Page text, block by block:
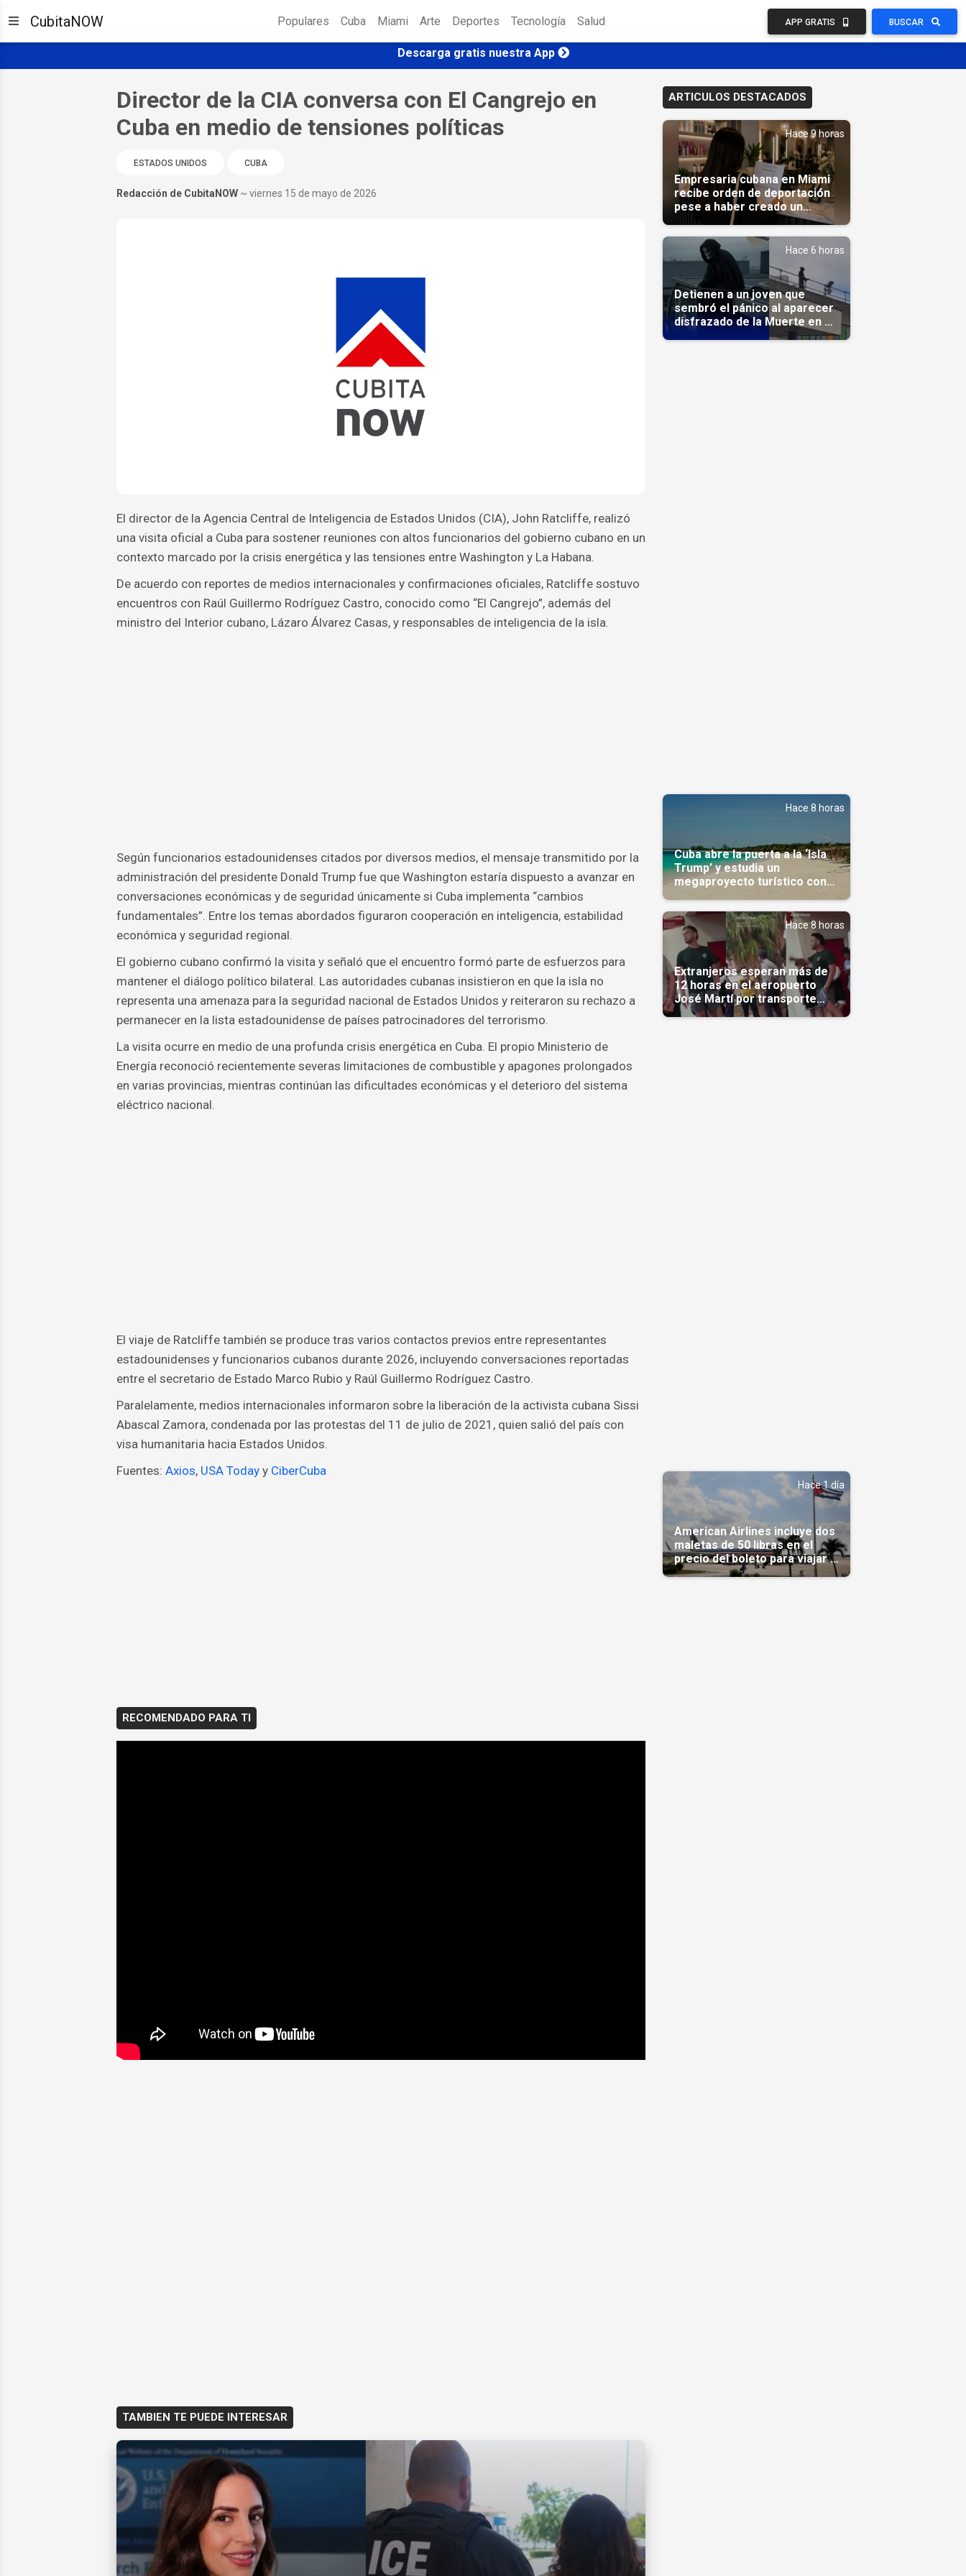
CubitaNOW Populares Cuba Miami Arte Deportes Tecnología Salud APP GRATIS BUSCAR
Descarga gratis nuestra App
Director de la CIA conversa con El Cangrejo en
Cuba en medio de tensiones políticas
ESTADOS UNIDOS CUBA
Redacción de CubitaNOW ~ viernes 15 de mayo de 2026
El director de la Agencia Central de Inteligencia de Estados Unidos (CIA), John Ratcliffe, realizó
una visita oficial a Cuba para sostener reuniones con altos funcionarios del gobierno cubano en un
contexto marcado por la crisis energética y las tensiones entre Washington y La Habana.
De acuerdo con reportes de medios internacionales y confirmaciones oficiales, Ratcliffe sostuvo
encuentros con Raúl Guillermo Rodríguez Castro, conocido como “El Cangrejo”, además del
ministro del Interior cubano, Lázaro Álvarez Casas, y responsables de inteligencia de la isla.
Según funcionarios estadounidenses citados por diversos medios, el mensaje transmitido por la
administración del presidente Donald Trump fue que Washington estaría dispuesto a avanzar en
conversaciones económicas y de seguridad únicamente si Cuba implementa “cambios
fundamentales”. Entre los temas abordados figuraron cooperación en inteligencia, estabilidad
económica y seguridad regional.
El gobierno cubano confirmó la visita y señaló que el encuentro formó parte de esfuerzos para
mantener el diálogo político bilateral. Las autoridades cubanas insistieron en que la isla no
representa una amenaza para la seguridad nacional de Estados Unidos y reiteraron su rechazo a
permanecer en la lista estadounidense de países patrocinadores del terrorismo.
La visita ocurre en medio de una profunda crisis energética en Cuba. El propio Ministerio de
Energía reconoció recientemente severas limitaciones de combustible y apagones prolongados
en varias provincias, mientras continúan las dificultades económicas y el deterioro del sistema
eléctrico nacional.
El viaje de Ratcliffe también se produce tras varios contactos previos entre representantes
estadounidenses y funcionarios cubanos durante 2026, incluyendo conversaciones reportadas
entre el secretario de Estado Marco Rubio y Raúl Guillermo Rodríguez Castro.
Paralelamente, medios internacionales informaron sobre la liberación de la activista cubana Sissi
Abascal Zamora, condenada por las protestas del 11 de julio de 2021, quien salió del país con
visa humanitaria hacia Estados Unidos.
Fuentes: Axios, USA Todayy CiberCuba
RECOMENDADO PARA TI
TAMBIEN TE PUEDE INTERESAR
ARTICULOS DESTACADOS
Hace 9 horas
Empresaria cubana en Miami
recibe orden de deportación
pese a haber creado un
Hace 6 horas
Detienen a un joven que
sembró el pánico al aparecer
disfrazado de la Muerte en un
Hace 8 horas
Cuba abre la puerta a la ‘Isla
Trump’ y estudia un
megaproyecto turístico con
capital árabe
Hace 8 horas
Extranjeros esperan más de
12 horas en el aeropuerto
José Martí por transporte
reservado semanas
Hace 1 día
American Airlines incluye dos
maletas de 50 libras en el
precio del boleto para viajar a
Cuba en agosto